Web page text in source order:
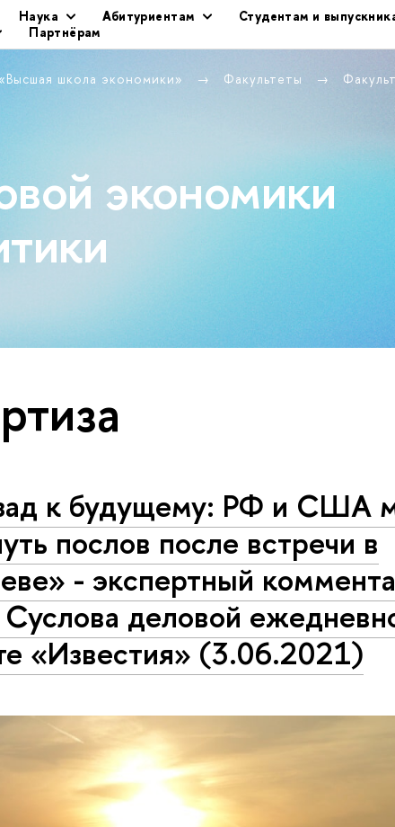
Наука Абитуриентам
Студентам и
Партнёрам
школа экономики» Факультеты
экономики
к будущему: РФ и США
послов после встречи в
- экспертный
деловой
«Известия» (3.06.2021)